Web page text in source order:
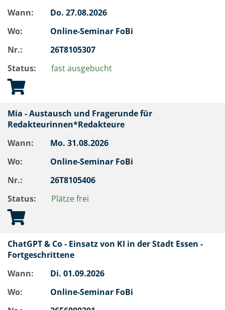
Wann:
Do. 27.08.2026
Wo:
Online-Seminar FoBi
Nr.:
26T8105307
Status:
fast ausgebucht
Mia - Austausch und Fragerunde für
Redakteurinnen*Redakteure
Wann:
Mo. 31.08.2026
Wo:
Online-Seminar FoBi
Nr.:
26T8105406
Status:
Plätze frei
ChatGPT & Co - Einsatz von KI in der Stadt Essen -
Fortgeschrittene
Wann:
Di. 01.09.2026
Wo:
Online-Seminar FoBi